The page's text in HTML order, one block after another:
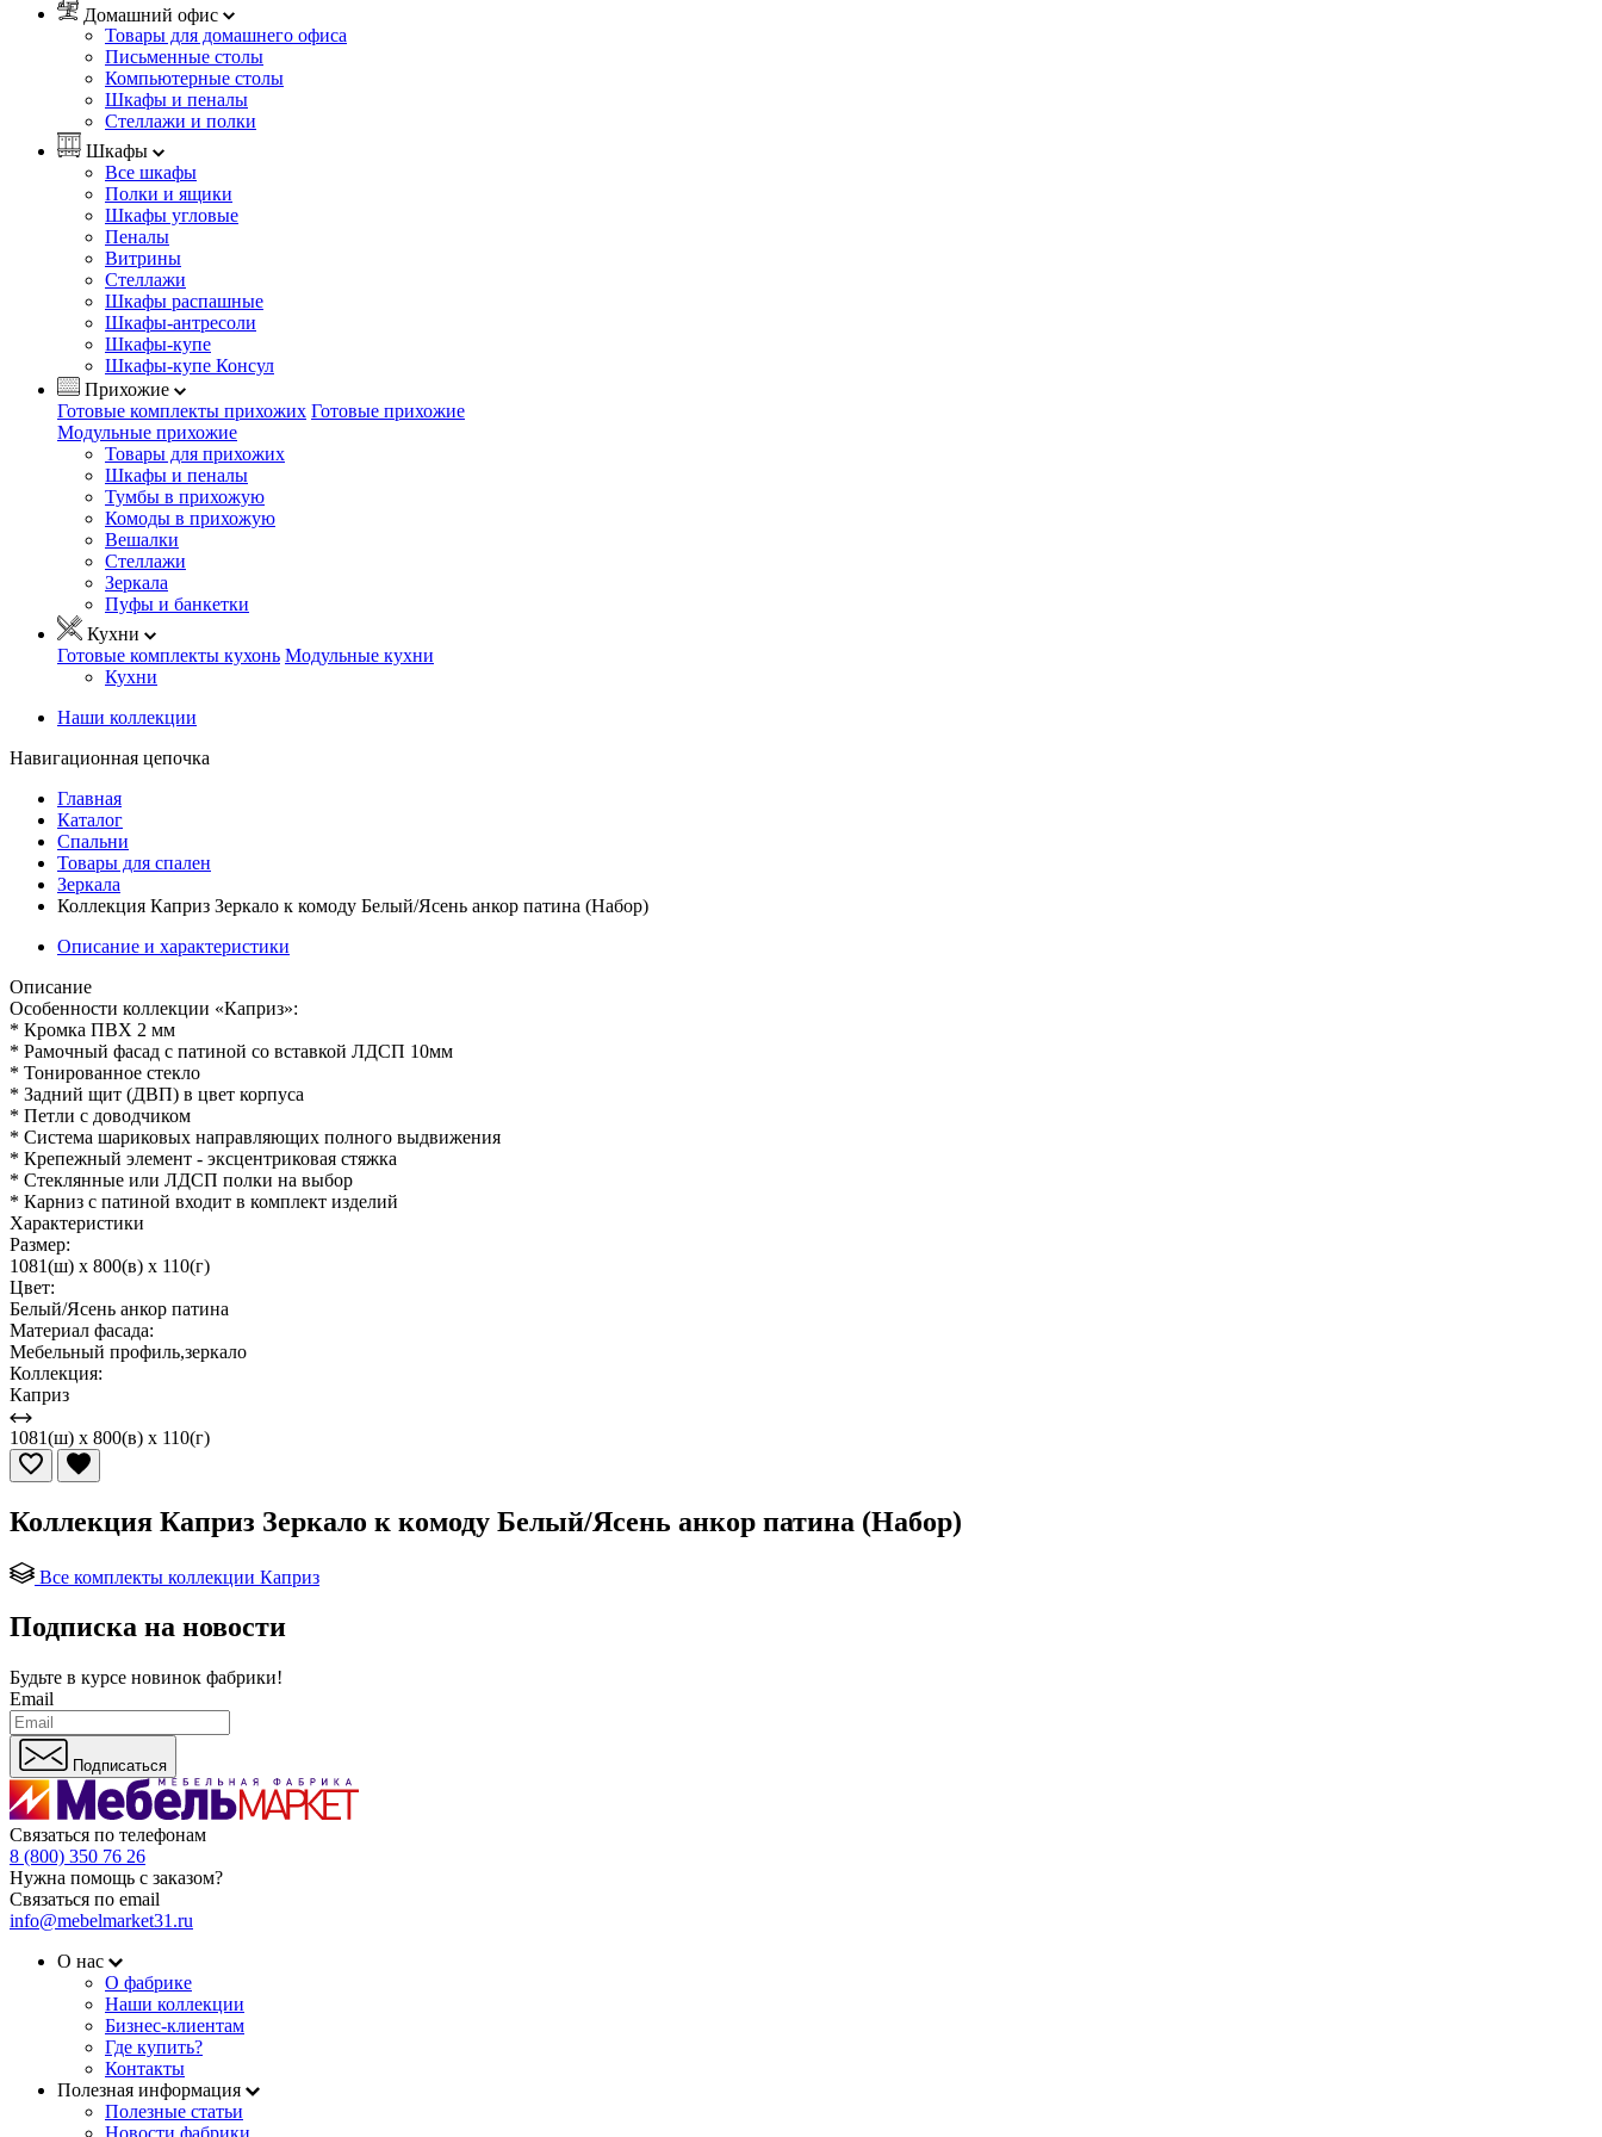
Домашний офис
Товары для домашнего офиса
Письменные столы
Компьютерные столы
Шкафы и пеналы
Стеллажи и полки
Шкафы
Все шкафы
Полки и ящики
Шкафы угловые
Пеналы
Витрины
Стеллажи
Шкафы распашные
Шкафы-антресоли
Шкафы-купе
Шкафы-купе Консул
Прихожие
Готовые комплекты прихожих Готовые прихожие
Модульные прихожие
Товары для прихожих
Шкафы и пеналы
Тумбы в прихожую
Комоды в прихожую
Вешалки
Стеллажи
Зеркала
Пуфы и банкетки
Кухни
Готовые комплекты кухонь Модульные кухни
Кухни
Наши коллекции
Навигационная цепочка
Главная
Каталог
Спальни
Товары для спален
Зеркала
Коллекция Каприз Зеркало к комоду Белый/Ясень анкор патина (Набор)
Описание и характеристики
Описание
Особенности коллекции «Каприз»:
* Кромка ПВХ 2 мм
* Рамочный фасад с патиной со вставкой ЛДСП 10мм
* Тонированное стекло
* Задний щит (ДВП) в цвет корпуса
* Петли с доводчиком
* Система шариковых направляющих полного выдвижения
* Крепежный элемент - эксцентриковая стяжка
* Стеклянные или ЛДСП полки на выбор
* Карниз с патиной входит в комплект изделий
Характеристики
Размер:
1081(ш) x 800(в) x 110(г)
Цвет:
Белый/Ясень анкор патина
Материал фасада:
Мебельный профиль,зеркало
Коллекция:
Каприз
1081(ш) x 800(в) x 110(г)
Коллекция Каприз Зеркало к комоду Белый/Ясень анкор патина (Набор)
Все комплекты коллекции Каприз
Подписка на новости
Будьте в курсе новинок фабрики!
Email
Подписаться
Связаться по телефонам
8 (800) 350 76 26
Нужна помощь с заказом?
Связаться по email
info@mebelmarket31.ru
О нас
О фабрике
Наши коллекции
Бизнес-клиентам
Где купить?
Контакты
Полезная информация
Полезные статьи